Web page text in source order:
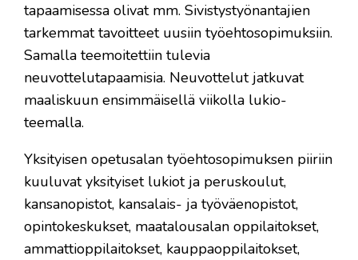
tapaamisessa olivat mm. Sivistystyönantajien
tarkemmat tavoitteet uusiin työehtosopimuksiin.
Samalla teemoitettiin tulevia
neuvottelutapaamisia. Neuvottelut jatkuvat
maaliskuun ensimmäisellä viikolla lukio-
teemalla.
Yksityisen opetusalan työehtosopimuksen piiriin
kuuluvat yksityiset lukiot ja peruskoulut,
kansanopistot, kansalais- ja työväenopistot,
opintokeskukset, maatalousalan oppilaitokset,
ammattioppilaitokset, kauppaoppilaitokset,